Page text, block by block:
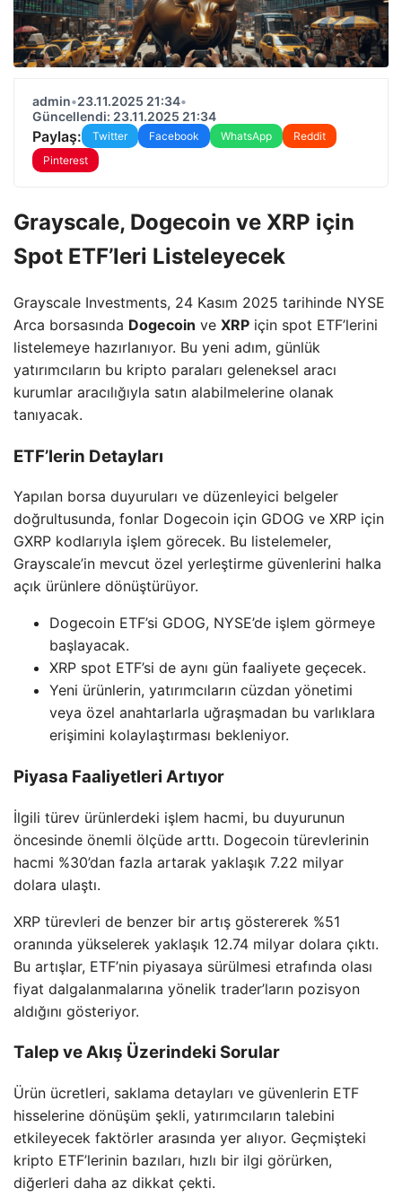
admin•23.11.2025 21:34•
Güncellendi: 23.11.2025 21:34
Paylaş: Twitter Facebook WhatsApp
Reddit
Pinterest
Grayscale, Dogecoin ve XRP için
Spot ETF’leri Listeleyecek
Grayscale Investments, 24 Kasım 2025 tarihinde NYSE
Arca borsasında Dogecoin ve XRP için spot ETF’lerini
listelemeye hazırlanıyor. Bu yeni adım, günlük
yatırımcıların bu kripto paraları geleneksel aracı
kurumlar aracılığıyla satın alabilmelerine olanak
tanıyacak.
ETF’lerin Detayları
Yapılan borsa duyuruları ve düzenleyici belgeler
doğrultusunda, fonlar Dogecoin için GDOG ve XRP için
GXRP kodlarıyla işlem görecek. Bu listelemeler,
Grayscale’in mevcut özel yerleştirme güvenlerini halka
açık ürünlere dönüştürüyor.
Dogecoin ETF’si GDOG, NYSE’de işlem görmeye
başlayacak.
XRP spot ETF’si de aynı gün faaliyete geçecek.
Yeni ürünlerin, yatırımcıların cüzdan yönetimi
veya özel anahtarlarla uğraşmadan bu varlıklara
erişimini kolaylaştırması bekleniyor.
Piyasa Faaliyetleri Artıyor
İlgili türev ürünlerdeki işlem hacmi, bu duyurunun
öncesinde önemli ölçüde arttı. Dogecoin türevlerinin
hacmi %30’dan fazla artarak yaklaşık 7.22 milyar
dolara ulaştı.
XRP türevleri de benzer bir artış göstererek %51
oranında yükselerek yaklaşık 12.74 milyar dolara çıktı.
Bu artışlar, ETF’nin piyasaya sürülmesi etrafında olası
fiyat dalgalanmalarına yönelik trader’ların pozisyon
aldığını gösteriyor.
Talep ve Akış Üzerindeki Sorular
Ürün ücretleri, saklama detayları ve güvenlerin ETF
hisselerine dönüşüm şekli, yatırımcıların talebini
etkileyecek faktörler arasında yer alıyor. Geçmişteki
kripto ETF’lerinin bazıları, hızlı bir ilgi görürken,
diğerleri daha az dikkat çekti.